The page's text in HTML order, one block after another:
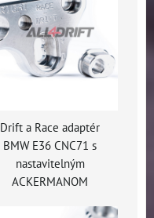
Drift a Race adaptér
BMW E36 CNC71 s
nastavitelným
ACKERMANOM